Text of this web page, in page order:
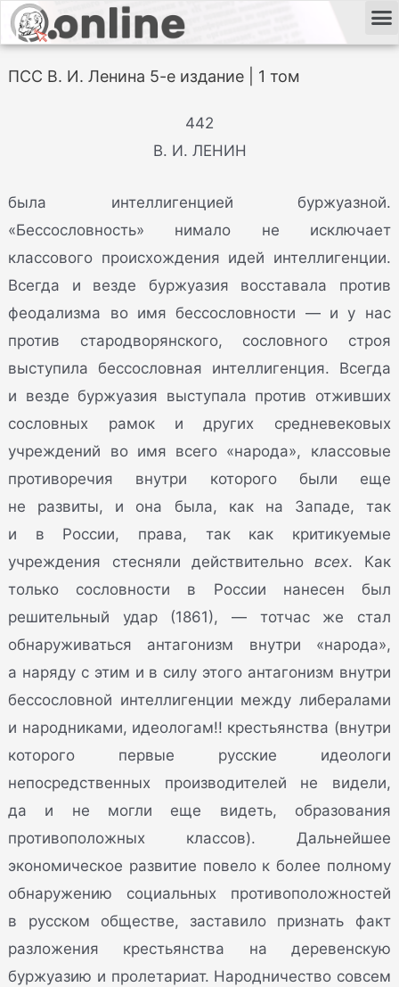
ПСС В. И. Ленина 5-е издание | 1 том
442
В. И. ЛЕНИН
была интеллигенцией буржуазной.
«Бессословность» нимало не исключает
классового происхождения идей интеллигенции.
Всегда и везде буржуазия восставала против
феодализма во имя бессословности — и у нас
против стародворянского, сословного строя
выступила бессословная интеллигенция. Всегда
и везде буржуазия выступала против отживших
сословных рамок и других средневековых
учреждений во имя всего «народа», классовые
противоречия внутри которого были еще
не развиты, и она была, как на Западе, так
и в России, права, так как критикуемые
учреждения стесняли действительновсех. Как
только сословности в России нанесен был
решительный удар (1861), — тотчас же стал
обнаруживаться антагонизм внутри «народа»,
а наряду с этим и в силу этого антагонизм внутри
бессословной интеллигенции между либералами
и народниками, идеологам!! крестьянства (внутри
которого первые русские идеологи
непосредственных производителей не видели,
да и не могли еще видеть, образования
противоположных классов). Дальнейшее
экономическое развитие повело к более полному
обнаружению социальных противоположностей
в русском обществе, заставило признать факт
разложения крестьянства на деревенскую
буржуазию и пролетариат. Народничество совсем